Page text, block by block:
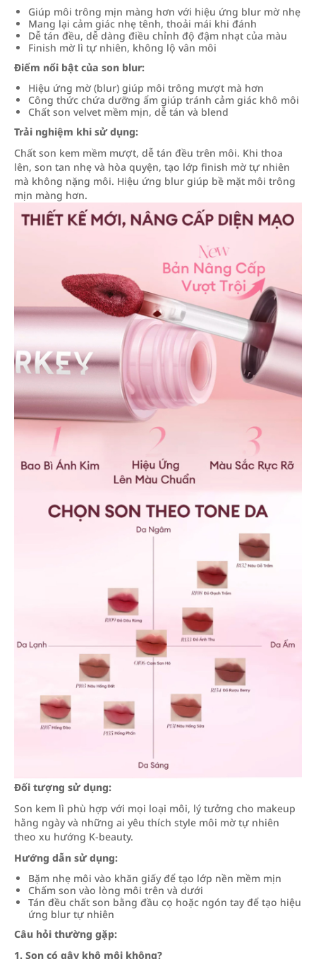
Giúp môi trông mịn màng hơn với hiệu ứng blur mờ nhẹ
Mang lại cảm giác nhẹ tênh, thoải mái khi đánh
Dễ tán đều, dễ dàng điều chỉnh độ đậm nhạt của màu
Finish mờ lì tự nhiên, không lộ vân môi
Điểm nổi bật của son blur:
Hiệu ứng mờ (blur) giúp môi trông mượt mà hơn
Công thức chứa dưỡng ẩm giúp tránh cảm giác khô môi
Chất son velvet mềm mịn, dễ tán và blend
Trải nghiệm khi sử dụng:
Chất son kem mềm mượt, dễ tán đều trên môi. Khi thoa
lên, son tan nhẹ và hòa quyện, tạo lớp finish mờ tự nhiên
mà không nặng môi. Hiệu ứng blur giúp bề mặt môi trông
mịn màng hơn.
Đối tượng sử dụng:
Son kem lì phù hợp với mọi loại môi, lý tưởng cho makeup
hằng ngày và những ai yêu thích style môi mờ tự nhiên
theo xu hướng K-beauty.
Hướng dẫn sử dụng:
Bặm nhẹ môi vào khăn giấy để tạo lớp nền mềm mịn
Chấm son vào lòng môi trên và dưới
Tán đều chất son bằng đầu cọ hoặc ngón tay để tạo hiệu
ứng blur tự nhiên
Câu hỏi thường gặp:
1. Son có gây khô môi không?